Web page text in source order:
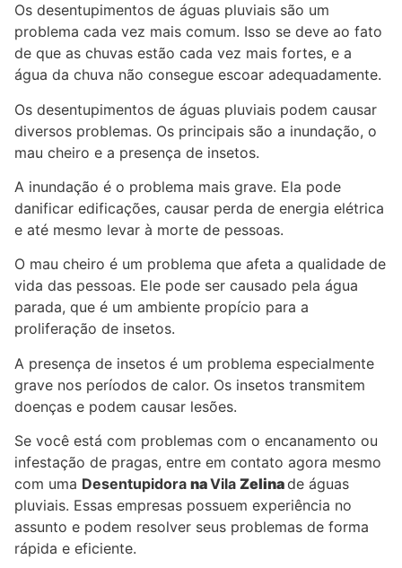
Os desentupimentos de águas pluviais são um
problema cada vez mais comum. Isso se deve ao fato
de que as chuvas estão cada vez mais fortes, e a
água da chuva não consegue escoar adequadamente.
Os desentupimentos de águas pluviais podem causar
diversos problemas. Os principais são a inundação, o
mau cheiro e a presença de insetos.
A inundação é o problema mais grave. Ela pode
danificar edificações, causar perda de energia elétrica
e até mesmo levar à morte de pessoas.
O mau cheiro é um problema que afeta a qualidade de
vida das pessoas. Ele pode ser causado pela água
parada, que é um ambiente propício para a
proliferação de insetos.
A presença de insetos é um problema especialmente
grave nos períodos de calor. Os insetos transmitem
doenças e podem causar lesões.
Se você está com problemas com o encanamento ou
infestação de pragas, entre em contato agora mesmo
com uma Desentupidora naVila Zelinade águas
pluviais. Essas empresas possuem experiência no
assunto e podem resolver seus problemas de forma
rápida e eficiente.